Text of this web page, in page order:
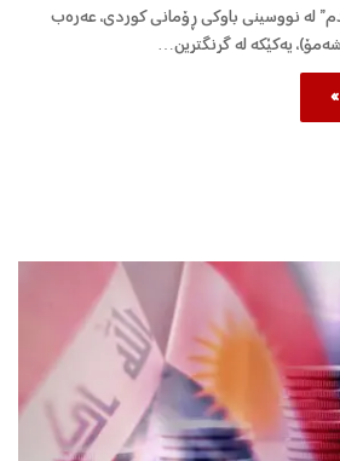
لە نووسینی باوکی ڕۆمانی کوردی، عەرەب
یەکێکە لە گرنگترین…